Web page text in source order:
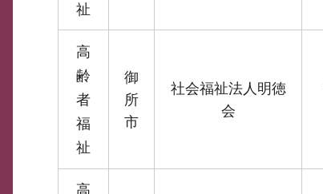
祉
高
齢
者
福
祉
御
所
市
社会福祉法人明徳
会
高